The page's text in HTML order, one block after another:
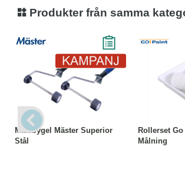
Produkter från samma
Maxibygel Mäster Superior
Stål
Rollerset
Målning